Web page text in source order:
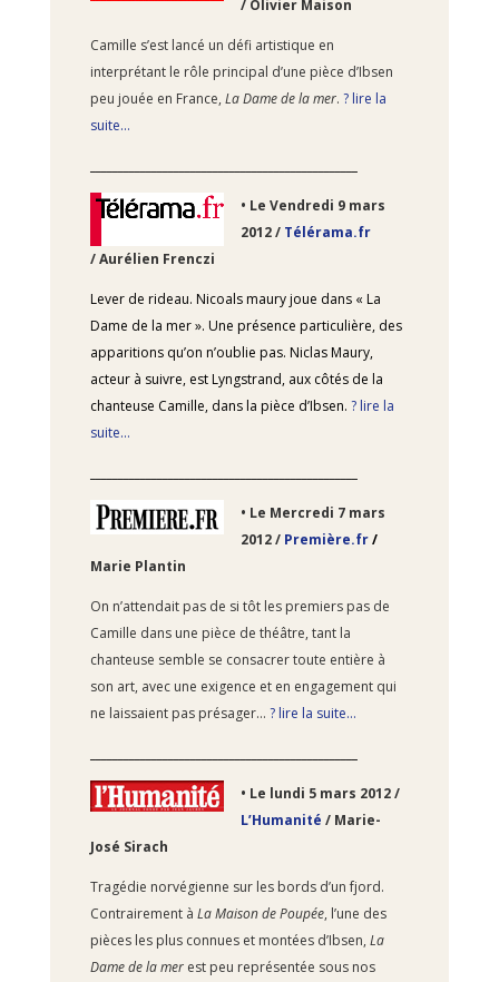
/ Olivier Maison
Camille s’est lancé un défi artistique en
interprétant le rôle principal d’une pièce d’Ibsen
peu jouée en France, La Dame de la mer. ? lire la
suite…
• Le Vendredi 9 mars
2012 / Télérama.fr
/ Aurélien Frenczi
Lever de rideau. Nicoals maury joue dans « La
Dame de la mer ». Une présence particulière, des
apparitions qu’on n’oublie pas. Niclas Maury,
acteur à suivre, est Lyngstrand, aux côtés de la
chanteuse Camille, dans la pièce d’Ibsen. ? lire la
suite…
• Le Mercredi 7mars
2012 / Première.fr/
Marie Plantin
On n’attendait pas de si tôt les premiers pas de
Camille dans une pièce de théâtre, tant la
chanteuse semble se consacrer toute entière à
son art, avec une exigence et en engagement qui
ne laissaient pas présager… ? lire la suite…
• Le lundi 5mars 2012 /
L’Humanité / Marie-
José Sirach
Tragédie norvégienne sur les bords d’un fjord.
Contrairement à La Maison de Poupée, l’une des
pièces les plus connues et montées d’Ibsen, La
Dame de la merest peu représentée sous nos